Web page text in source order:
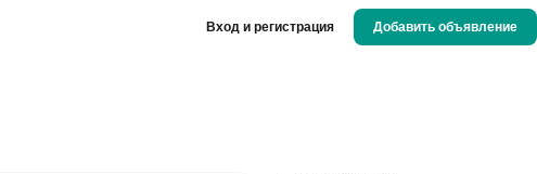
Вход и регистрация Добавить объявление